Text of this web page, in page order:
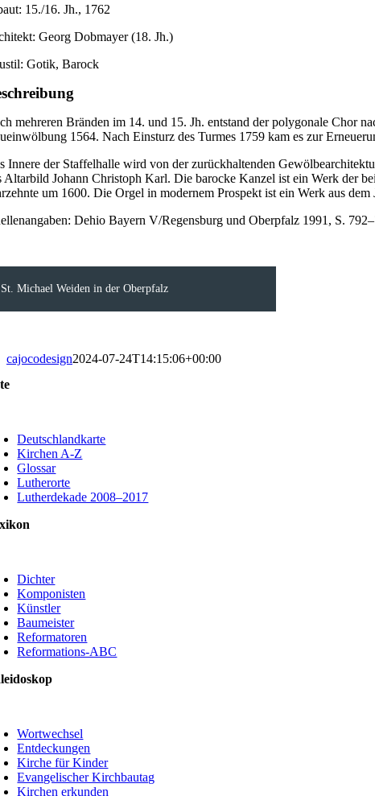
15./16. Jh., 1762
Georg Dobmayer (18. Jh.)
Gotik, Barock
mehreren Bränden im 14. und 15. Jh. entstand der polygonale Chor
1564. Nach Einsturz des Turmes 1759 kam es zur
Innere der Staffelhalle wird von der zurückhaltenden
Altarbild Johann Christoph Karl. Die barocke Kanzel ist ein Werk der
um 1600. Die Orgel in modernem Prospekt ist ein Werk aus dem
Dehio Bayern V/Regensburg und Oberpfalz 1991, S.
St. Michael Weiden in der Oberpfalz
cajocodesign2024-07-24T14:15:06+00:00
Deutschlandkarte
Kirchen A-Z
Glossar
Lutherorte
Lutherdekade 2008–2017
Dichter
Komponisten
Künstler
Baumeister
Reformatoren
Reformations-ABC
Wortwechsel
Entdeckungen
Kirche für Kinder
Evangelischer Kirchbautag
Kirchen erkunden